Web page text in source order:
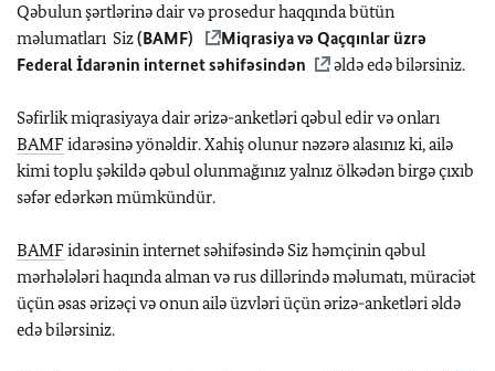
Qəbulun şərtlərinə dair və prosedur haqqında bütün
məlumatları Siz(BAMF)
Miqrasiya və Qaçqınlar üzrə
Federal İdarənin internet səhifəsindən
əldə edə bilərsiniz.
Səfirlik miqrasiyaya dair ərizə-anketləri qəbul edir və onları
BAMFidarəsinə yönəldir. Xahiş olunur nəzərə alasınız ki, ailə
kimi toplu şəkildə qəbul olunmağınız yalnız ölkədən birgə çıxıb
səfər edərkən mümkündür.
BAMFidarəsinin internet səhifəsində Siz həmçinin qəbul
mərhələləri haqında alman və rus dillərində məlumatı, müraciət
üçün əsas ərizəçi və onun ailə üzvləri üçün ərizə-anketləri əldə
edə bilərsiniz.